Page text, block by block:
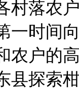
村落农
一时间
农户的
探索柑